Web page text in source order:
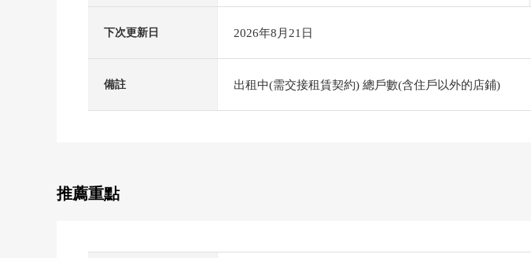
下次更新日 2026年8月21日
備註 出租中(需交接租賃契約) 總戶數(含住戶以外的店鋪)
推薦重點